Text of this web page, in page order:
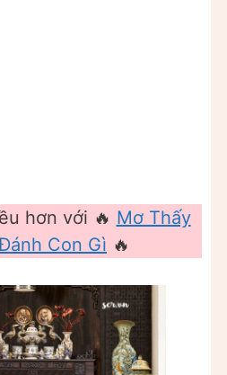
hơn với 🔥 Mơ Thấy
Con Gì 🔥